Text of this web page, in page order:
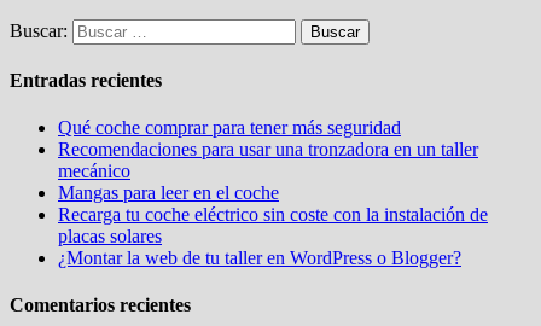
Buscar:
Entradas recientes
Qué coche comprar para tener más seguridad
Recomendaciones para usar una tronzadora en un taller
mecánico
Mangas para leer en el coche
Recarga tu coche eléctrico sin coste con la instalación de
placas solares
¿Montar la web de tu taller en WordPress o Blogger?
Comentarios recientes